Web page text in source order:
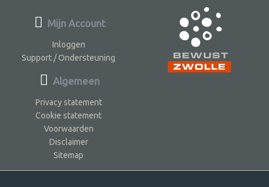
Mijn Account
Inloggen
Support / Ondersteuning
Algemeen
Privacy statement
Cookie statement
Voorwaarden
Disclaimer
Sitemap